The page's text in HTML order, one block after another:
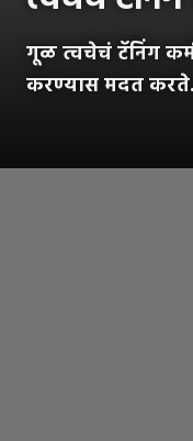
गूळ त्वचेचं टॅनिंग
करण्यास मदत करते.